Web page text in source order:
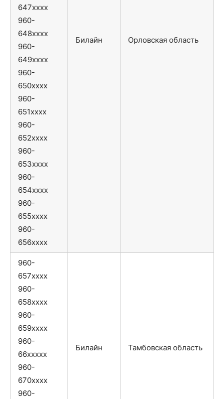
647xxxx
960-
648xxxx
960-
649xxxx
960-
650xxxx
960-
651xxxx
960-
652xxxx
960-
653xxxx
960-
654xxxx
960-
655xxxx
960-
656xxxx
Билайн Орловская область
960-
657xxxx
960-
658xxxx
960-
659xxxx
960-
66xxxxx
960-
670xxxx
960-
Билайн Тамбовская область